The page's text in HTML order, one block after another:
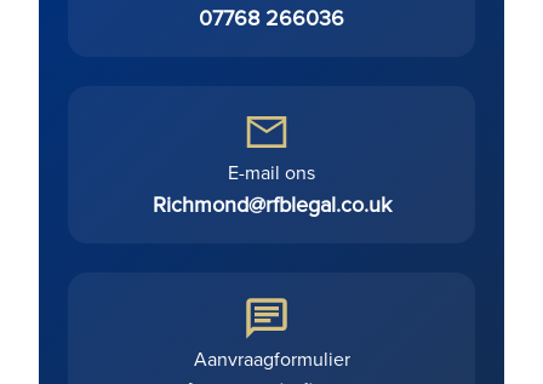
07768 266036
E-mail ons
Richmond@rfblegal.co.uk
Aanvraagformulier